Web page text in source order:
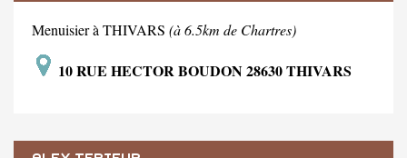
Menuisier à THIVARS (à 6.5km de Chartres)
10 RUE HECTOR BOUDON 28630 THIVARS